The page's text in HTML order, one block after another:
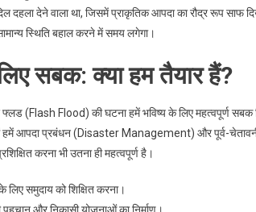
दहला देने वाला था, जिसमें प्राकृतिक आपदा का रौद्र रूप
स्थिति बहाल करने में समय लगेगा।
सबक: क्या हम तैयार हैं?
(Flash Flood) की घटना हमें भविष्य के लिए महत्वपूर्ण सबक
हमें आपदा प्रबंधन (Disaster Management) और पूर्व-
करना भी उतना ही महत्वपूर्ण है।
समुदाय को शिक्षित करना।